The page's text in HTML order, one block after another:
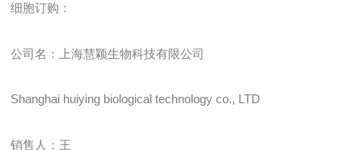
细胞订购：
公司名：上海慧颖生物科技有限公司
Shanghai huiying biological technology co., LTD
销售人：王